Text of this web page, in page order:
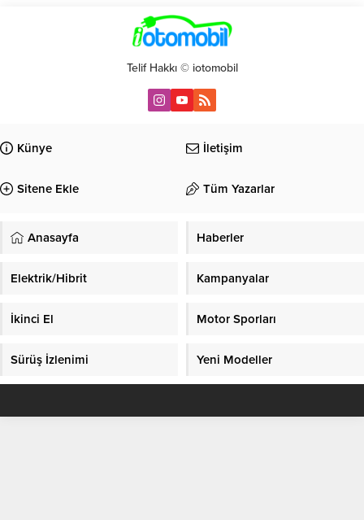
Telif Hakkı © iotomobil
Künye İletişim
Sitene Ekle Tüm Yazarlar
Anasayfa Haberler
Elektrik/Hibrit Kampanyalar
İkinci El Motor Sporları
Sürüş İzlenimi Yeni Modeller